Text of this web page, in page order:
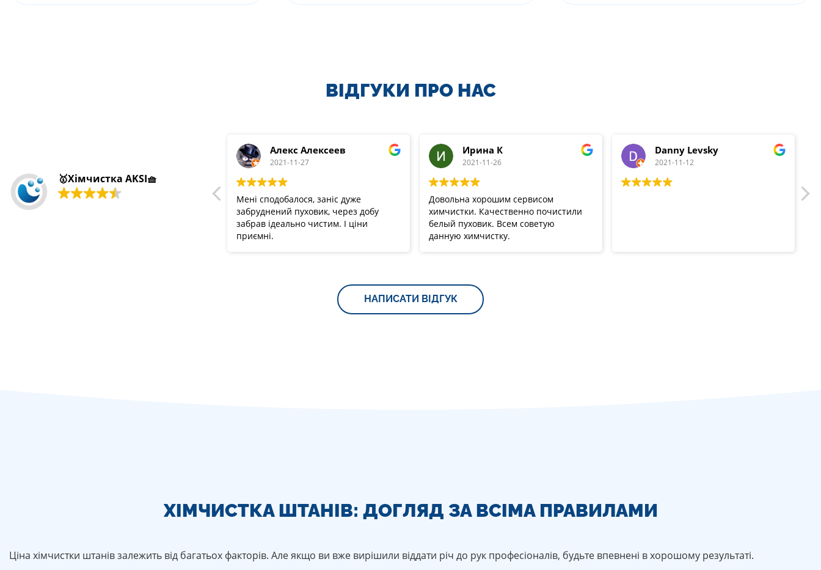
ВІДГУКИ ПРО НАС
🥇Хімчистка AKSI🧺
Алекс Алексеев
2021-11-27
Мені сподобалося, заніс дуже
забруднений пуховик, через добу
забрав ідеально чистим. І ціни
приємні.
Ирина К
2021-11-26
Довольна хорошим сервисом
химчистки. Качественно почистили
белый пуховик. Всем советую
данную химчистку.
Danny Levsky
2021-11-12
НАПИСАТИ ВІДГУК
ХІМЧИСТКА ШТАНІВ: ДОГЛЯД ЗА ВСІМА ПРАВИЛАМИ
Ціна хімчистки штанів залежить від багатьох факторів. Але якщо ви вже вирішили віддати річ до рук професіоналів, будьте впевнені в хорошому результаті.